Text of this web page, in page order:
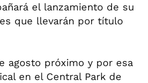
el lanzamiento de su
que llevarán por título
agosto próximo y por esa
en el Central Park de